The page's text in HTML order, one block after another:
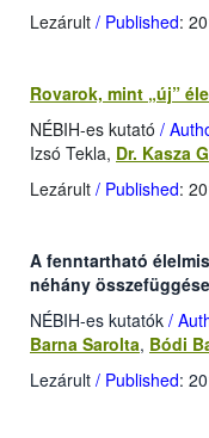
Lezárult / Published:
Rovarok, mint „új”
NÉBIH-es kutató /
Izsó Tekla, Dr. Kasza
Lezárult / Published:
A fenntartható
néhány összefüggése
NÉBIH-es kutatók /
Barna Sarolta, Bódi
Lezárult / Published: